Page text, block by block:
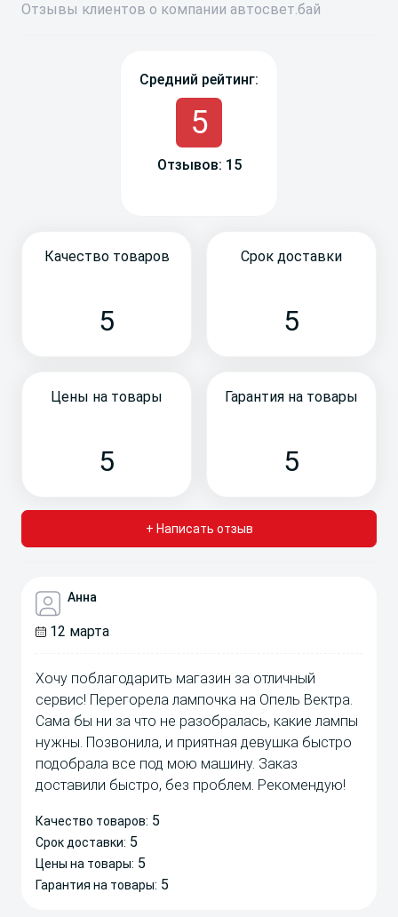
Отзывы клиентов о компании автосвет.бай
Средний рейтинг:
5
Отзывов: 15
+ Написать отзыв
Качество товаров
5
Срок доставки
5
Цены на товары
5
Гарантия на товары
5
Анна
12 марта
Хочу поблагодарить магазин за отличный
сервис! Перегорела лампочка на Опель Вектра.
Сама бы ни за что не разобралась, какие лампы
нужны. Позвонила, и приятная девушка быстро
подобрала все под мою машину. Заказ
доставили быстро, без проблем. Рекомендую!
Качество товаров: 5
Срок доставки: 5
Цены на товары: 5
Гарантия на товары: 5